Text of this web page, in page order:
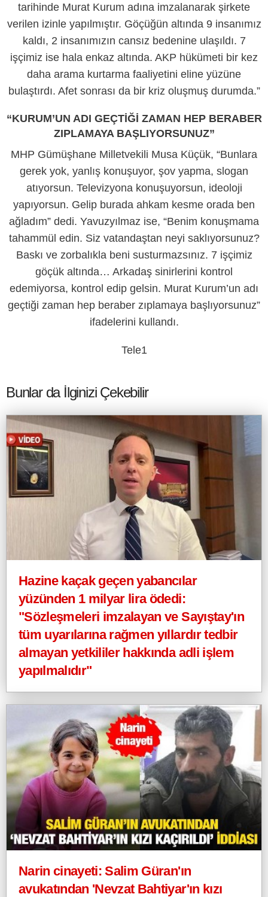
tarihinde Murat Kurum adına imzalanarak şirkete
verilen izinle yapılmıştır. Göçüğün altında 9 insanımız
kaldı, 2 insanımızın cansız bedenine ulaşıldı. 7
işçimiz ise hala enkaz altında. AKP hükümeti bir kez
daha arama kurtarma faaliyetini eline yüzüne
bulaştırdı. Afet sonrası da bir kriz oluşmuş durumda.”
“KURUM’UN ADI GEÇTİĞİ ZAMAN HEP BERABER
ZIPLAMAYA BAŞLIYORSUNUZ”
MHP Gümüşhane Milletvekili Musa Küçük, “Bunlara
gerek yok, yanlış konuşuyor, şov yapma, slogan
atıyorsun. Televizyona konuşuyorsun, ideoloji
yapıyorsun. Gelip burada ahkam kesme orada ben
ağladım” dedi. Yavuzyılmaz ise, “Benim konuşmama
tahammül edin. Siz vatandaştan neyi saklıyorsunuz?
Baskı ve zorbalıkla beni susturmazsınız. 7 işçimiz
göçük altında… Arkadaş sinirlerini kontrol
edemiyorsa, kontrol edip gelsin. Murat Kurum’un adı
geçtiği zaman hep beraber zıplamaya başlıyorsunuz”
ifadelerini kullandı.
Tele1
Bunlar da İlginizi Çekebilir
Hazine kaçak geçen yabancılar
yüzünden 1 milyar lira ödedi:
"Sözleşmeleri imzalayan ve Sayıştay'ın
tüm uyarılarına rağmen yıllardır tedbir
almayan yetkililer hakkında adli işlem
yapılmalıdır"
Narin cinayeti: Salim Güran'ın
avukatından 'Nevzat Bahtiyar'ın kızı